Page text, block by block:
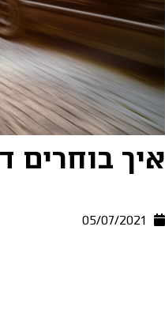
איך בוחרים
05/07/2021